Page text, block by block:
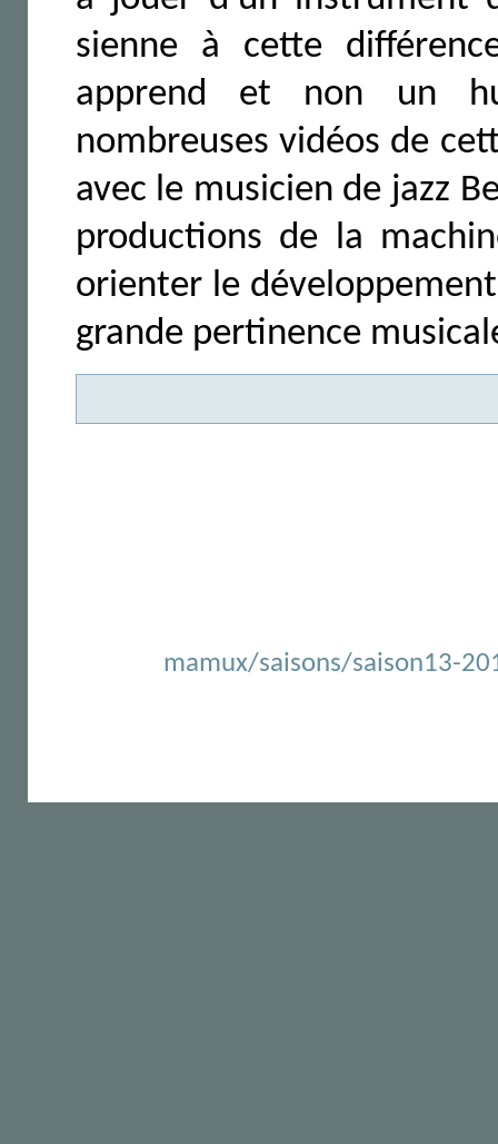
sienne à cette
apprend et non un
nombreuses vidéos de
avec le musicien de jazz
productions de la
orienter le
grande pertinence
mamux/saisons/saison13-